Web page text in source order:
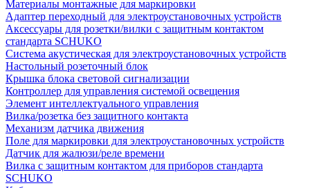
Материалы монтажные для маркировки
Адаптер переходный для электроустановочных устройств
Аксессуары для розетки/вилки с защитным контактом
стандарта SCHUKO
Система акустическая для электроустановочных устройств
Настольный розеточный блок
Крышка блока световой сигнализации
Контроллер для управления системой освещения
Элемент интеллектуального управления
Вилка/розетка без защитного контакта
Механизм датчика движения
Поле для маркировки для электроустановочных устройств
Датчик для жалюзи/реле времени
Вилка с защитным контактом для приборов стандарта
SCHUKO